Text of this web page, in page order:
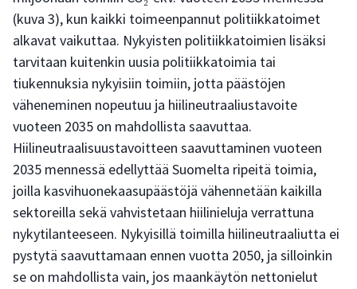
(kuva 3), kun kaikki toimeenpannut politiikkatoimet
alkavat vaikuttaa. Nykyisten politiikkatoimien lisäksi
tarvitaan kuitenkin uusia politiikkatoimia tai
tiukennuksia nykyisiin toimiin, jotta päästöjen
väheneminen nopeutuu ja hiilineutraaliustavoite
vuoteen 2035 on mahdollista saavuttaa.
Hiilineutraalisuustavoitteen saavuttaminen vuoteen
2035 mennessä edellyttää Suomelta ripeitä toimia,
joilla kasvihuonekaasupäästöjä vähennetään kaikilla
sektoreilla sekä vahvistetaan hiilinieluja verrattuna
nykytilanteeseen. Nykyisillä toimilla hiilineutraaliutta ei
pystytä saavuttamaan ennen vuotta 2050, ja silloinkin
se on mahdollista vain, jos maankäytön nettonielut